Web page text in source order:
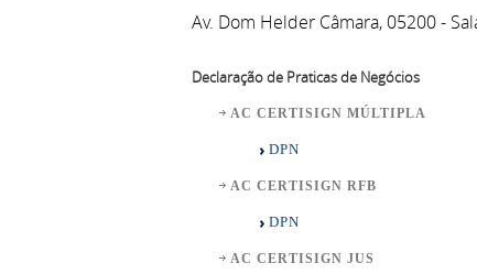
Av. Dom Helder Câmara, 05200 -
Declaração de Praticas de Negócios
AC CERTISIGN MÚLTIPLA
DPN
AC CERTISIGN RFB
DPN
AC CERTISIGN JUS